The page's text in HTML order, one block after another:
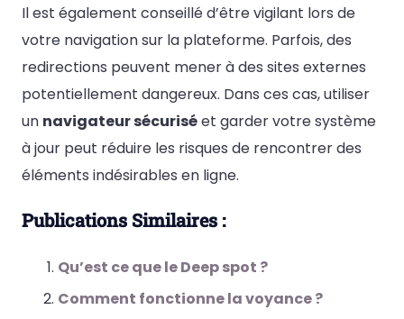
Il est également conseillé d’être vigilant lors de
votre navigation sur la plateforme. Parfois, des
redirections peuvent mener à des sites externes
potentiellement dangereux. Dans ces cas, utiliser
un navigateur sécuriséet garder votre système
à jour peut réduire les risques de rencontrer des
éléments indésirables en ligne.
Publications Similaires :
Qu’est ce que le Deep spot ?
Comment fonctionne la voyance ?